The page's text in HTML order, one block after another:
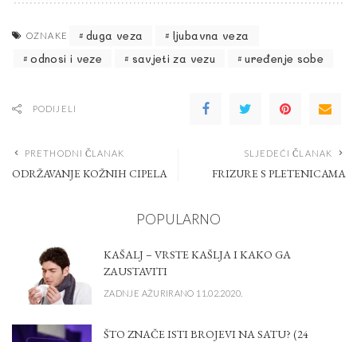
OZNAKE duga veza
ljubavna veza
odnosi i veze
savjeti za vezu uređenje sobe
PODIJELI
PRETHODNI ČLANAK
ODRŽAVANJE KOŽNIH CIPELA
SLJEDEĆI ČLANAK
FRIZURE S PLETENICAMA
POPULARNO
KAŠALJ – VRSTE KAŠLJA I KAKO GA
ZAUSTAVITI
ZADNJE AŽURIRANO 11.02.2020.
ŠTO ZNAČE ISTI BROJEVI NA SATU? (24